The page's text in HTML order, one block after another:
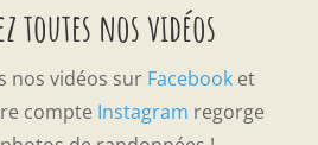
toutes nos vidéos
nos vidéos sur Facebooket
compte Instagram regorge